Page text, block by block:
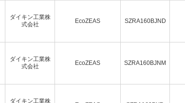
ダイキン工業株
式会社
EcoZEAS SZRA160BJND
ダイキン工業株
式会社
EcoZEAS SZRA160BJNM
ダイキン工業株